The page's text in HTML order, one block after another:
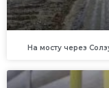
На мосту через